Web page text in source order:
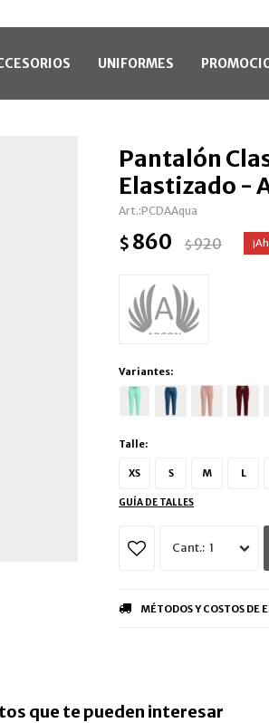
UNIFORMES
Pantalón
Elastizado -
PCDAAqua
$ 860 $920
Variantes:
Talle:
XS S M L
GUÍA DE TALLES
1
MÉTODOS Y COSTOS DE
que te pueden interesar